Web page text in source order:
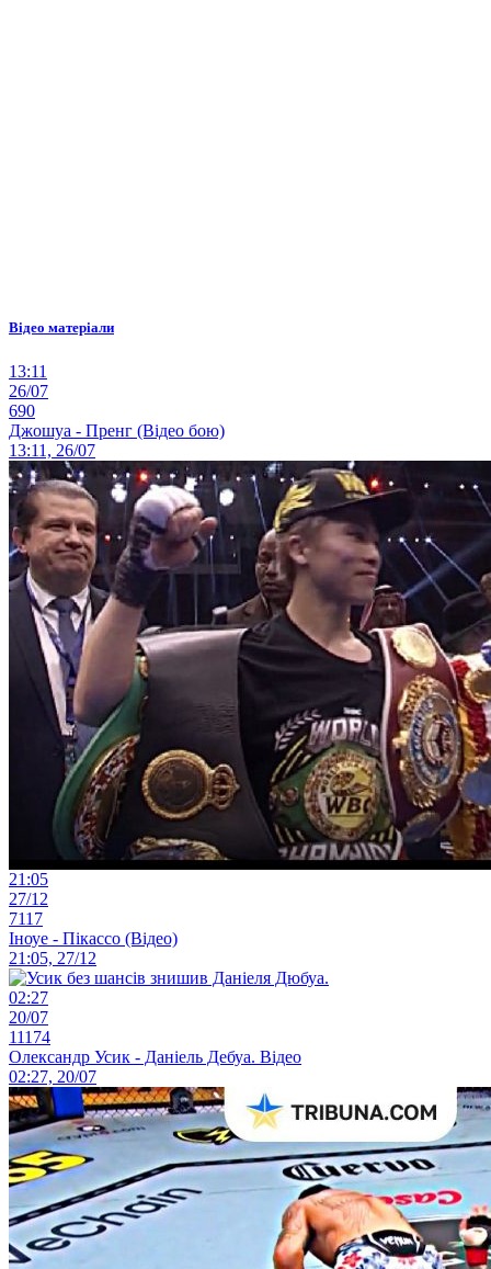
Відео матеріали
13:11
26/07
690
Джошуа - Пренг (Відео бою)
13:11, 26/07
21:05
27/12
7117
Іноуе - Пікассо (Відео)
21:05, 27/12
02:27
20/07
11174
Олександр Усик - Даніель Дебуа. Відео
02:27, 20/07